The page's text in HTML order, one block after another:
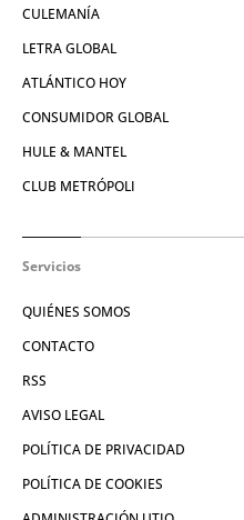
CULEMANÍA
LETRA GLOBAL
ATLÁNTICO HOY
CONSUMIDOR GLOBAL
HULE & MANTEL
CLUB METRÓPOLI
Servicios
QUIÉNES SOMOS
CONTACTO
RSS
AVISO LEGAL
POLÍTICA DE PRIVACIDAD
POLÍTICA DE COOKIES